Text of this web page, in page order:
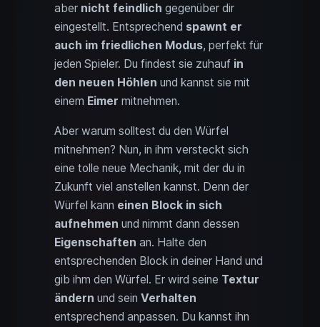
aber nicht feindlich gegenüber dir
eingestellt. Entsprechend spawnt er
auch im friedlichen Modus, perfekt für
jeden Spieler. Du findest sie zuhauf in
den neuen Höhlen und kannst sie mit
einem Eimer mitnehmen.
Aber warum solltest du den Würfel
mitnehmen? Nun, in ihm versteckt sich
eine tolle neue Mechanik, mit der du in
Zukunft viel anstellen kannst. Denn der
Würfel kann einen Block in sich
aufnehmen und nimmt dann dessen
Eigenschaften an. Halte den
entsprechenden Block in deiner Hand und
gib ihm den Würfel. Er wird seine Textur
ändern und sein Verhalten
entsprechend anpassen. Du kannst ihn